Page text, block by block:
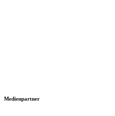
Medienpartner